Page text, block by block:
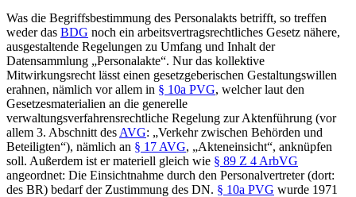
Was die Begriffsbestimmung des Personalakts betrifft, so treffen
weder das BDG noch ein arbeitsvertragsrechtliches Gesetz nähere,
ausgestaltende Regelungen zu Umfang und Inhalt der
Datensammlung „Personalakte“. Nur das kollektive
Mitwirkungsrecht lässt einen gesetzgeberischen Gestaltungswillen
erahnen, nämlich vor allem in § 10a PVG, welcher laut den
Gesetzesmaterialien an die generelle
verwaltungsverfahrensrechtliche Regelung zur Aktenführung (vor
allem 3. Abschnitt des AVG: „Verkehr zwischen Behörden und
Beteiligten“), nämlich an § 17 AVG, „Akteneinsicht“, anknüpfen
soll. Außerdem ist er materiell gleich wie § 89 Z 4 ArbVG
angeordnet: Die Einsichtnahme durch den Personalvertreter (dort:
des BR) bedarf der Zustimmung des DN. § 10a PVG wurde 1971